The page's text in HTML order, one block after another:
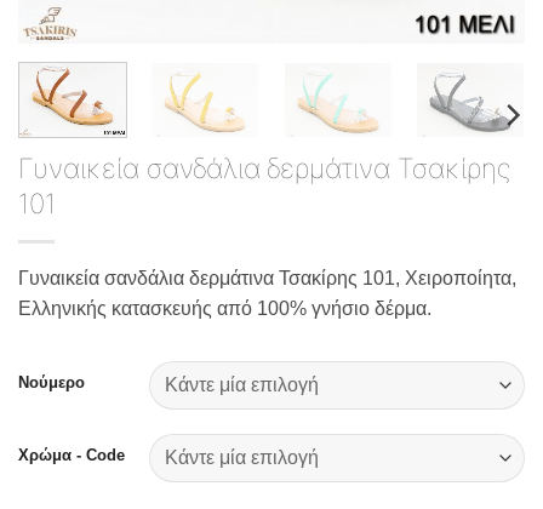
Γυναικεία σανδάλια δερμάτινα Τσακίρης
101
Γυναικεία σανδάλια δερμάτινα Τσακίρης 101, Χειροποίητα,
Ελληνικής κατασκευής από 100% γνήσιο δέρμα.
Νούμερο
Χρώμα - Code